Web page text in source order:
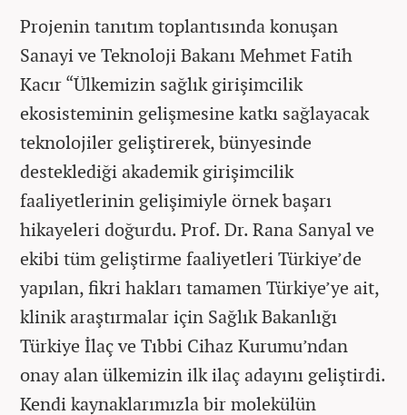
Projenin tanıtım toplantısında konuşan
Sanayi ve Teknoloji Bakanı Mehmet Fatih
Kacır “Ülkemizin sağlık girişimcilik
ekosisteminin gelişmesine katkı sağlayacak
teknolojiler geliştirerek, bünyesinde
desteklediği akademik girişimcilik
faaliyetlerinin gelişimiyle örnek başarı
hikayeleri doğurdu. Prof. Dr. Rana Sanyal ve
ekibi tüm geliştirme faaliyetleri Türkiye’de
yapılan, fikri hakları tamamen Türkiye’ye ait,
klinik araştırmalar için Sağlık Bakanlığı
Türkiye İlaç ve Tıbbi Cihaz Kurumu’ndan
onay alan ülkemizin ilk ilaç adayını geliştirdi.
Kendi kaynaklarımızla bir molekülün